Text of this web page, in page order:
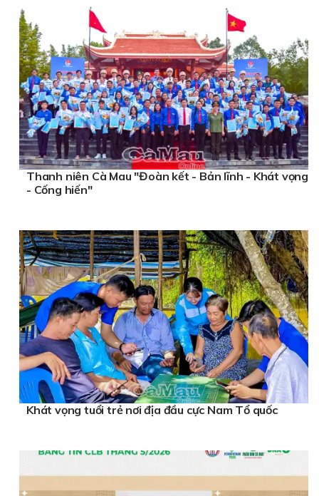
Thanh niên Cà Mau "Đoàn kết - Bản lĩnh - Khát vọng
- Cống hiến"
Khát vọng tuổi trẻ nơi địa đầu cực Nam Tổ quốc